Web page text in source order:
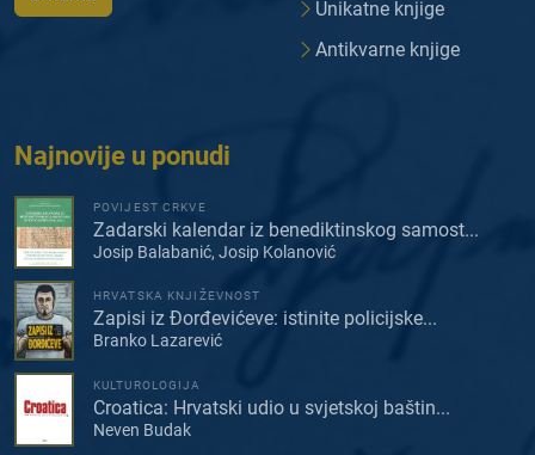
Unikatne knjige
Antikvarne knjige
Najnovije u ponudi
POVIJEST CRKVE
Zadarski kalendar iz benediktinskog samost...
Josip Balabanić, Josip Kolanović
HRVATSKA KNJIŽEVNOST
Zapisi iz Đorđevićeve: istinite policijske...
Branko Lazarević
KULTUROLOGIJA
Croatica: Hrvatski udio u svjetskoj baštin...
Neven Budak